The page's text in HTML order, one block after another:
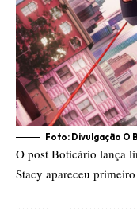
Foto: Divulgação O
O post Boticário lança
Stacy apareceu